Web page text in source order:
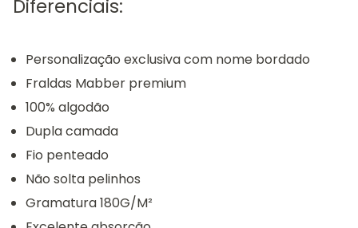
Diferenciais:
Personalização exclusiva com nome bordado
Fraldas Mabber premium
100% algodão
Dupla camada
Fio penteado
Não solta pelinhos
Gramatura 180G/M²